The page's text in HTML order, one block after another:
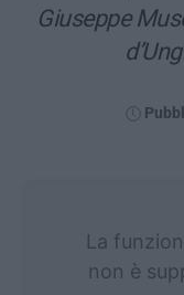
Giuseppe
La
non è